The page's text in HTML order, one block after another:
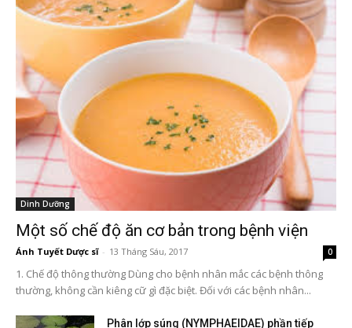
Dinh Dưỡng
Một số chế độ ăn cơ bản trong bệnh viện
Ánh Tuyết Dược sĩ - 13 Tháng Sáu, 2017 0
1. Chế độ thông thường Dùng cho bệnh nhân mắc các bệnh thông
thường, không cần kiêng cữ gì đặc biệt. Đối với các bệnh nhân...
Phân lớp súng (NYMPHAEIDAE) phần tiếp